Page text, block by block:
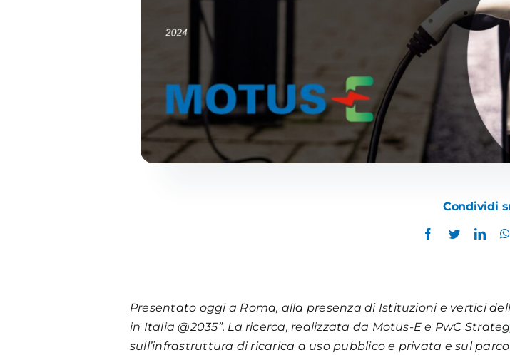
Condividi
Presentato oggi a Roma, alla presenza di Istituzioni e vertici
in Italia @2035”. La ricerca, realizzata da Motus-E e PwC
sull’infrastruttura di ricarica a uso pubblico e privata e sul